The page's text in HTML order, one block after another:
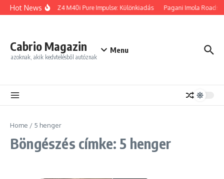
Ugrás a tartalomhoz
Hot NewsBMW Z4 M40i Pure Impulse: Különkiadás Pagani Imola
Cabrio Magazin
azoknak, akik kedvtelésből autóznak
Menu
Home / 5 henger
Böngészés címke: 5 henger